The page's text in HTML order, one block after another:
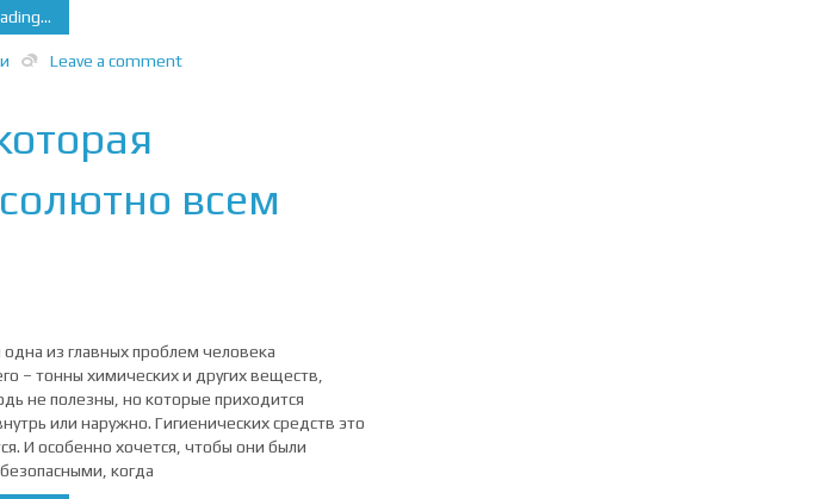
Leave a comment
всем
из главных проблем человека
– тонны химических и других веществ,
не полезны, но которые приходится
или наружно. Гигиенических средств это
И особенно хочется, чтобы они были
когда